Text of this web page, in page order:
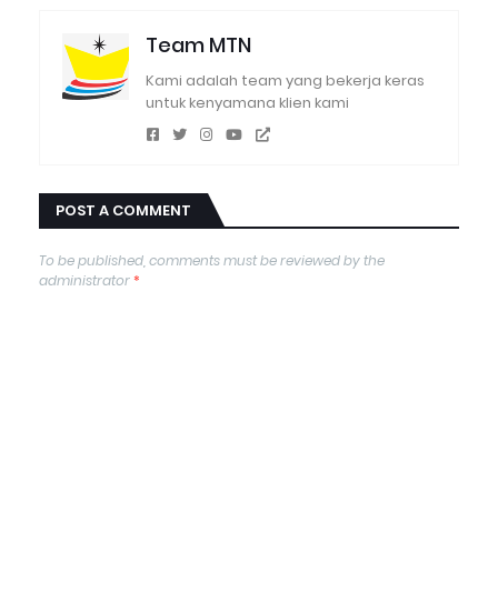
Team MTN
Kami adalah team yang bekerja keras
untuk kenyamana klien kami
POST A COMMENT
To be published, comments must be reviewed by the
administrator*